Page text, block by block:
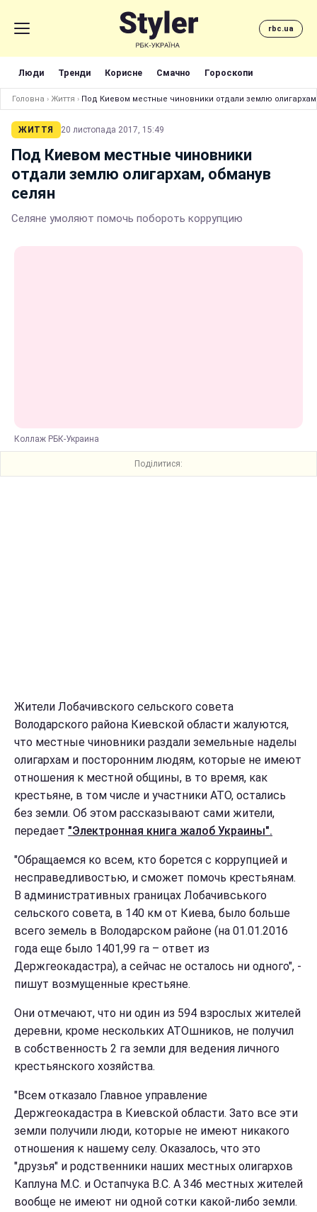
rbc.ua
Люди Тренди Корисне Смачно Гороскопи
Головна › Життя › Под Киевом местные чиновники отдали землю
ЖИТТЯ 20 листопада 2017, 15:49
Под Киевом местные чиновники
отдали землю олигархам, обманув
селян
Селяне умоляют помочь побороть коррупцию
Коллаж РБК-Украина
Поділитися:
Жители Лобачивского сельского совета
Володарского района Киевской области жалуются,
что местные чиновники раздали земельные наделы
олигархам и посторонним людям, которые не имеют
отношения к местной общины, в то время, как
крестьяне, в том числе и участники АТО, остались
без земли. Об этом рассказывают сами жители,
передает "Электронная книга жалоб Украины".
"Обращаемся ко всем, кто борется с коррупцией и
несправедливостью, и сможет помочь крестьянам.
В административных границах Лобачивського
сельского совета, в 140 км от Киева, было больше
всего земель в Володарском районе (на 01.01.2016
года еще было 1401,99 га – ответ из
Держгеокадастра), а сейчас не осталось ни одного", -
пишут возмущенные крестьяне.
Они отмечают, что ни один из 594 взрослых жителей
деревни, кроме нескольких АТОшников, не получил
в собственность 2 га земли для ведения личного
крестьянского хозяйства.
"Всем отказало Главное управление
Держгеокадастра в Киевской области. Зато все эти
земли получили люди, которые не имеют никакого
отношения к нашему селу. Оказалось, что это
"друзья" и родственники наших местных олигархов
Каплуна М.С. и Остапчука В.С. А 346 местных жителей
вообще не имеют ни одной сотки какой-либо земли.